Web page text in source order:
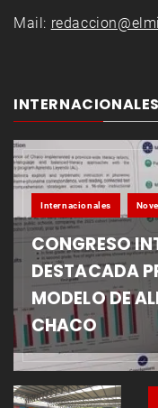
Mail:
INTERNACIONALES
Internacionales
CONGRESO
DESTACADA
MODELO DE
CHACO